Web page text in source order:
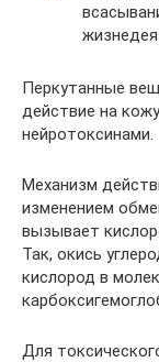
Перкутанные
действие на
нейротоксинами.
Механизм
изменением
вызывает
Так, окись
кислород в
Для